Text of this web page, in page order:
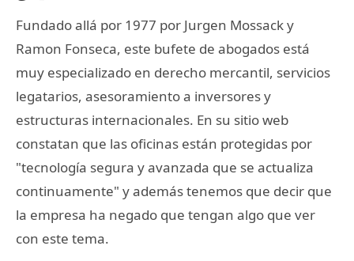
Fundado allá por 1977 por Jurgen Mossack y
Ramon Fonseca, este bufete de abogados está
muy especializado en derecho mercantil, servicios
legatarios, asesoramiento a inversores y
estructuras internacionales. En su sitio web
constatan que las oficinas están protegidas por
"tecnología segura y avanzada que se actualiza
continuamente" y además tenemos que decir que
la empresa ha negado que tengan algo que ver
con este tema.